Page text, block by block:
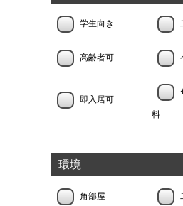
学生向き
高齢者可
即入居可
料
環境
角部屋